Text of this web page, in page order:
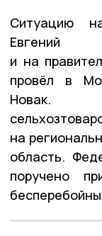
Ситуацию
и на
провёл в
Новак.
на
область.
поручено